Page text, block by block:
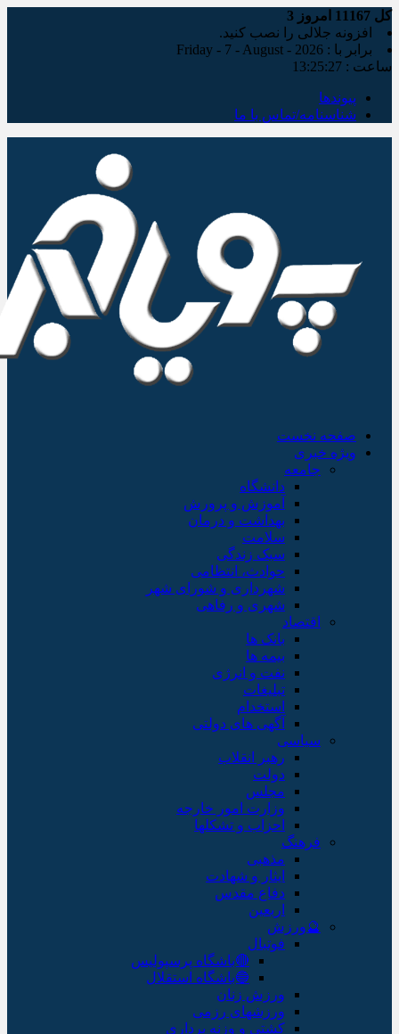
کل امروز 3
افزونه جلالی را نصب کنید.
برابر با : Friday - 7 - August - 2026
ساعت : 13:25:27
پیوندها
شناسنامه/تماس با ما
صفحه نخست
ویژه خبری
جامعه
دانشگاه
آموزش و پرورش
بهداشت و درمان
سلامت
سبک زندگی
حوادث، انتظامی
شهرداری و شورای شهر
شهری و رفاهی
اقتصاد
بانک ها
بیمه ها
نفت و انرژی
تبلیغات
استخدام
آگهی های دولتی
سیاسی
رهبر انقلاب
دولت
مجلس
وزارت امور خارجه
احزاب و تشکلها
فرهنگ
مذهبی
ایثار و شهادت
دفاع مقدس
اربعین
🔮ورزش
فوتبال
🔴باشگاه پرسپولیس
🔵باشگاه استقلال
ورزش زنان
ورزشهای رزمی
کشتی و وزنه برداری